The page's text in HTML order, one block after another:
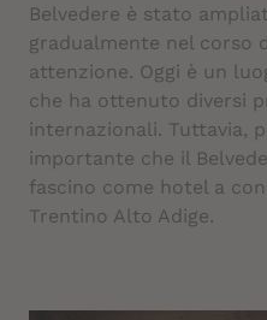
Belvedere è stato
gradualmente nel corso
attenzione. Oggi è un
che ha ottenuto diversi
internazionali. Tuttavia,
importante che il
fascino come hotel a
Trentino Alto Adige.